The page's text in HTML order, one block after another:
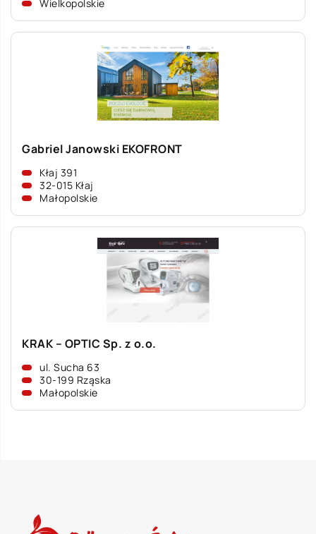
Wielkopolskie
Gabriel Janowski EKOFRONT
Kłaj 391
32-015 Kłaj
Małopolskie
KRAK – OPTIC Sp. z o.o.
ul. Sucha 63
30-199 Rząska
Małopolskie